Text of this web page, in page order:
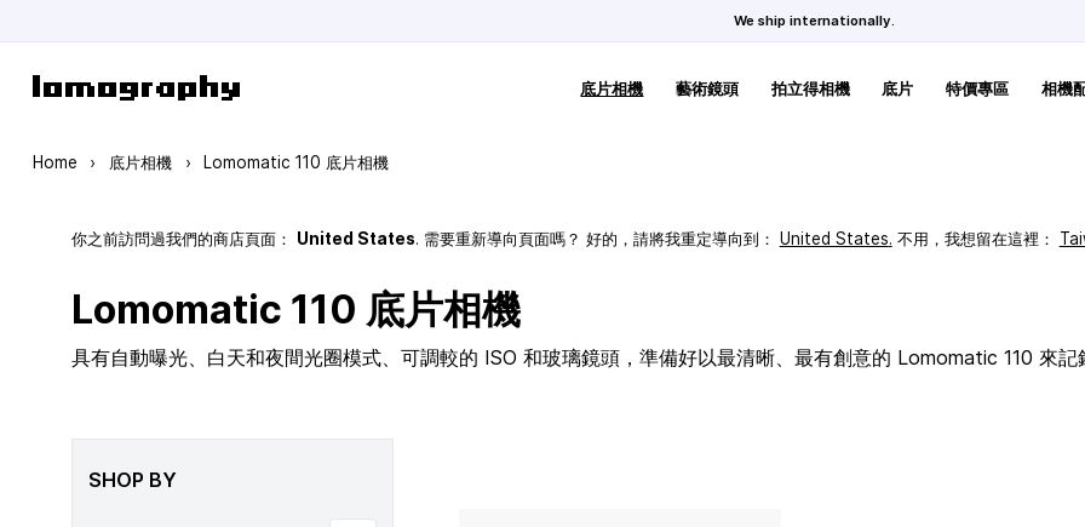
We ship internationally.
底片相機 藝術鏡頭 拍立得相機 底片 特價專區 相機
Home › 底片相機 › Lomomatic 110 底片相機
你之前訪問過我們的商店頁面： United States. 需要重新導向頁面嗎？ 好的，請將我重定導向到： United States. 不用，我想留在這裡：
Lomomatic 110 底片相機
具有自動曝光、白天和夜間光圈模式、可調較的 ISO 和玻璃鏡頭，準備好以最清晰、最有創意的 Lomomatic 110 來記
SHOP BY